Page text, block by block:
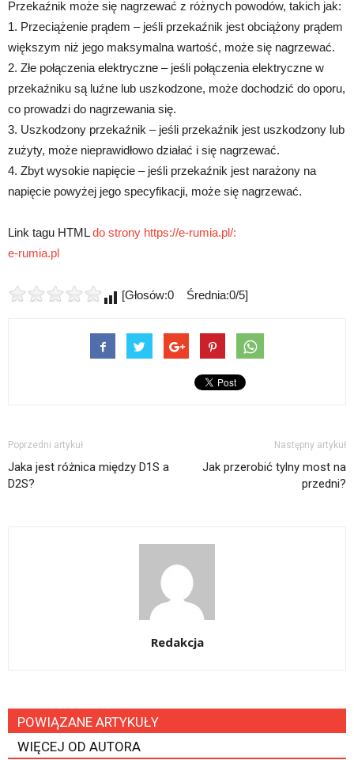
Przekaźnik może się nagrzewać z różnych powodów, takich jak:
1. Przeciążenie prądem – jeśli przekaźnik jest obciążony prądem
większym niż jego maksymalna wartość, może się nagrzewać.
2. Złe połączenia elektryczne – jeśli połączenia elektryczne w
przekaźniku są luźne lub uszkodzone, może dochodzić do oporu,
co prowadzi do nagrzewania się.
3. Uszkodzony przekaźnik – jeśli przekaźnik jest uszkodzony lub
zużyty, może nieprawidłowo działać i się nagrzewać.
4. Zbyt wysokie napięcie – jeśli przekaźnik jest narażony na
napięcie powyżej jego specyfikacji, może się nagrzewać.
Link tagu HTMLdo strony https://e-rumia.pl/:
e-rumia.pl
[Głosów:0 Średnia:0/5]
Poprzedni artykuł
Jaka jest różnica między D1S a
D2S?
Następny artykuł
Jak przerobić tylny most na
przedni?
Redakcja
POWIĄZANE ARTYKUŁY
WIĘCEJ OD AUTORA